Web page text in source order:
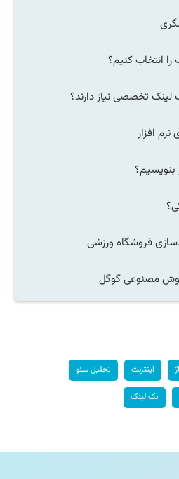
انتخاب کنیم؟
تخصصی نیاز دارند؟
افزار
بنویسیم؟
فروشگاه ورزشی
مصنوعی گوگل
اینترنت تحلیل سئو
بک لینک